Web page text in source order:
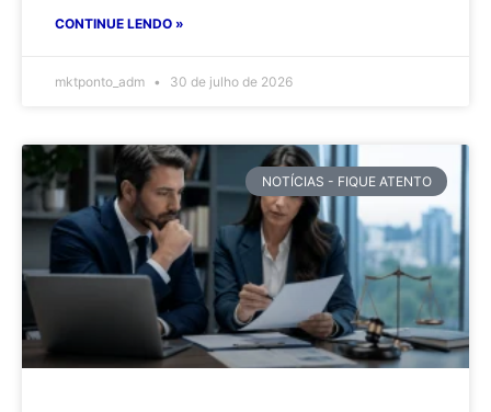
CONTINUE LENDO »
mktponto_adm 30 de julho de 2026
NOTÍCIAS - FIQUE ATENTO